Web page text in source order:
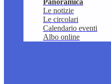
Panoramica
Le notizie
Le circolari
Calendario eventi
Albo online